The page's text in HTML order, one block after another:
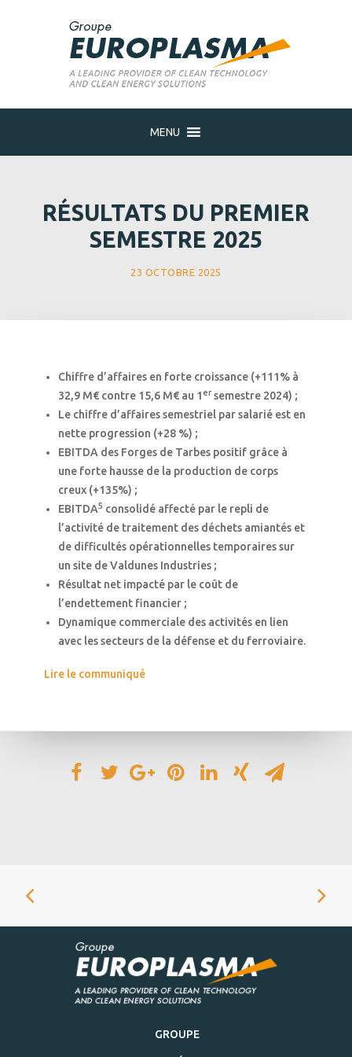
MENU
RÉSULTATS DU PREMIER
SEMESTRE 2025
23 OCTOBRE 2025
Chiffre d’affaires en forte croissance (+111% à
32,9 M€ contre 15,6 M€ au 1 er semestre 2024) ;
Le chiffre d’affaires semestriel par salarié est en
nette progression (+28 %) ;
EBITDA des Forges de Tarbes positif grâce à
une forte hausse de la production de corps
creux (+135%) ;
EBITDA5 consolidé affecté par le repli de
l’activité de traitement des déchets amiantés et
de difficultés opérationnelles temporaires sur
un site de Valdunes Industries ;
Résultat net impacté par le coût de
l’endettement financier ;
Dynamique commerciale des activités en lien
avec les secteurs de la défense et du ferroviaire.
Lire le communiqué
GROUPE